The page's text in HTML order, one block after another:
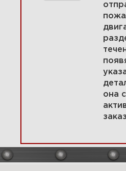
295447-0138-E9
она